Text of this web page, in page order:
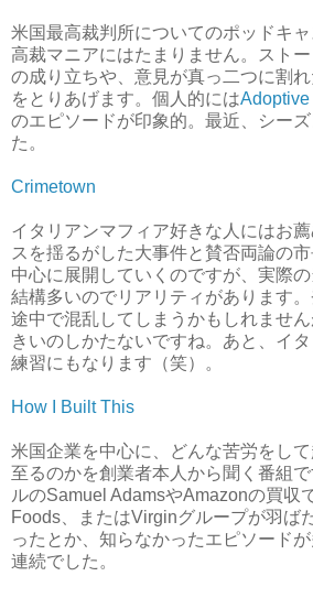
米国最高裁判所についてのポッドキ
高裁マニアにはたまりません。スト
の成り立ちや、意見が真っ二つに割
をとりあげます。個人的にはAdoptive
のエピソードが印象的。最近、シー
た。
Crimetown
イタリアンマフィア好きな人にはお
スを揺るがした大事件と賛否両論の
中心に展開していくのですが、実際
結構多いのでリアリティがあります
途中で混乱してしまうかもしれませ
きいのしかたないですね。あと、イ
練習にもなります（笑）。
How I Built This
米国企業を中心に、どんな苦労をし
至るのかを創業者本人から聞く番組
ルのSamuel AdamsやAmazonの買収
Foods、またはVirginグループが羽ば
ったとか、知らなかったエピソード
連続でした。